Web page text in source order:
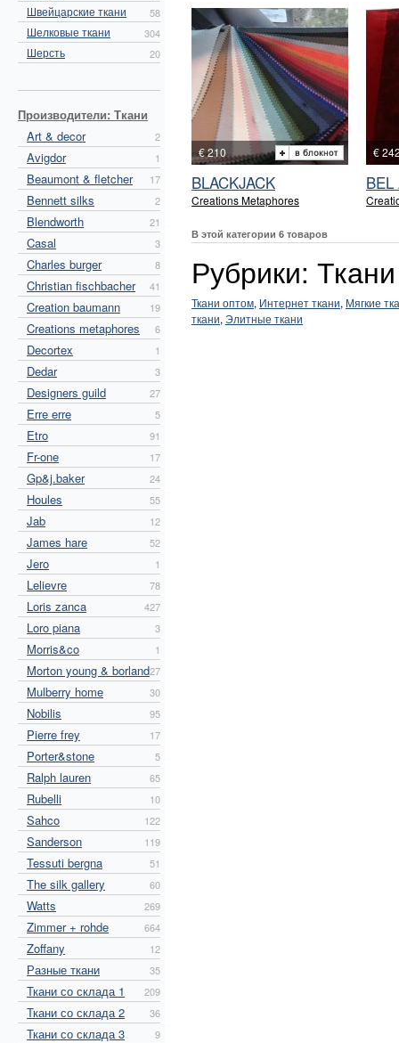
Швейцарские ткани 58
Шелковые ткани 304
Шерсть 20
Производители: Ткани
Art & decor
2
Avigdor 1
Beaumont & fletcher 17
Bennett silks 2
Blendworth 21
Casal 3
Charles burger 8
Christian fischbacher 41
Creation baumann 19
Creations metaphores 6
Decortex 1
Dedar 3
Designers guild 27
Erre erre 5
Etro 91
Fr-one 17
Gp&j.baker 24
Houles 55
Jab 12
James hare 52
Jero 1
Lelievre 78
Loris zanca 427
Loro piana 3
Morris&co 1
Morton young & borland27
Mulberry home 30
Nobilis 95
Pierre frey 17
Porter&stone 5
Ralph lauren 65
Rubelli 10
Sahco 122
Sanderson 119
Tessuti bergna 51
The silk gallery 60
Watts 269
Zimmer + rohde 664
Zoffany 12
Разные ткани 35
Ткани со склада 1 209
Ткани со склада 2 36
Ткани со склада 3 9
€ 210
BLACKJACK
Creations Metaphores
€
BEL
В этой категории 6 товаров
Рубрики:
Ткани оптом, Интернет ткани, Мягкие
ткани, Элитные ткани